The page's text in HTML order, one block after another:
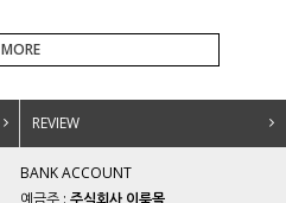
MORE
REVIEW
BANK ACCOUNT
예금주 : 주식회사 이룸몰